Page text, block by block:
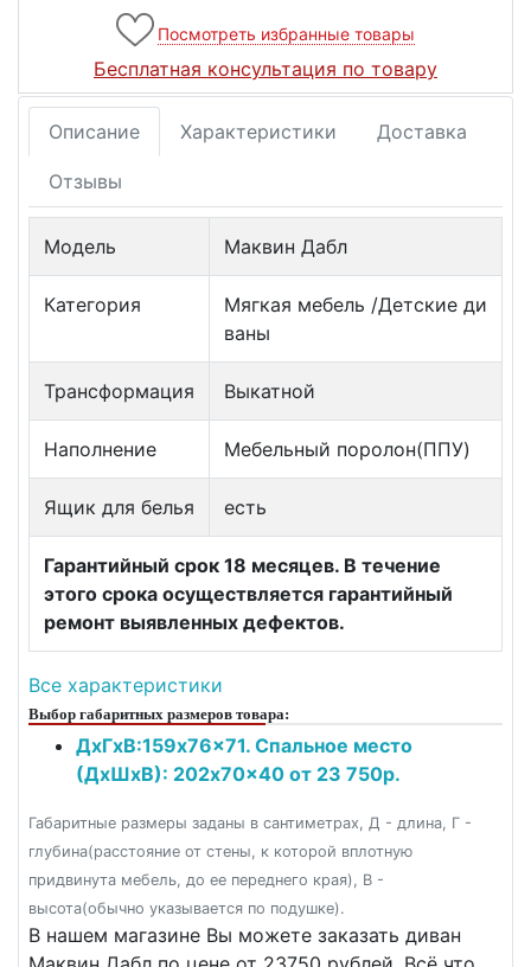
Посмотреть избранные товары
Бесплатная консультация по товару
Описание Характеристики Доставка
Отзывы
Модель Маквин Дабл
Категория
Мягкая мебель /Детские ди
ваны
Трансформация Выкатной
Наполнение Мебельный поролон(ППУ)
Ящик для белья есть
Гарантийный срок 18 месяцев. В течение
этого срока осуществляется гарантийный
ремонт выявленных дефектов.
Все характеристики
Выбор габаритных размеров товара:
ДxГxВ:159x76x71. Спальное место
(ДxШxВ): 202x70x40 от 23 750р.
Габаритные размеры заданы в сантиметрах, Д - длина, Г -
глубина(расстояние от стены, к которой вплотную
придвинута мебель, до ее переднего края), В -
высота(обычно указывается по подушке).
В нашем магазине Вы можете заказать диван